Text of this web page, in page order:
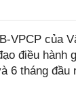
VPCP của
điều hành
6 tháng